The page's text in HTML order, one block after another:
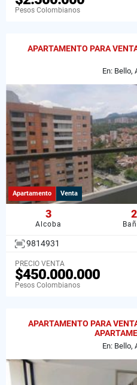
Pesos Colombianos
APARTAMENTO PARA
En: Bello,
Apartamento Venta
3
Alcoba
2
9814931
PRECIO VENTA
$450.000.000
Pesos Colombianos
APARTAMENTO PARA
En: Bello,